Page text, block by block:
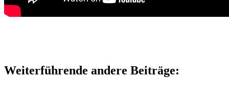
Weiterführende andere Beiträge: